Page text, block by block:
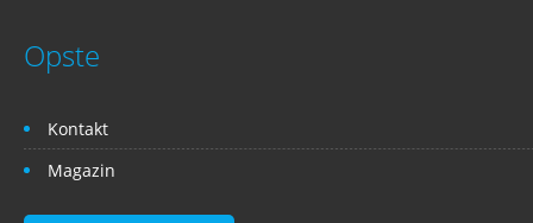
Opste
Kontakt
Magazin